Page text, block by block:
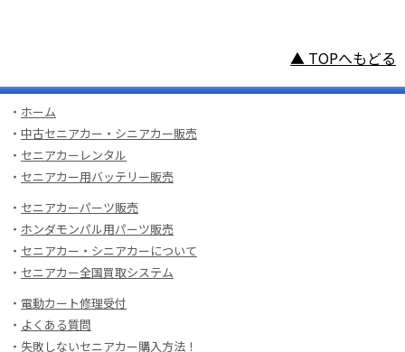
▲ TOPへもどる
・ ホーム
・ 中古セニアカー・シニアカー販売
・ セニアカーレンタル
・ セニアカー用バッテリー販売
・ セニアカーパーツ販売
・ ホンダモンパル用パーツ販売
・ セニアカー・シニアカーについて
・ セニアカー全国買取システム
・ 電動カート修理受付
・ よくある質問
・ 失敗しないセニアカー購入方法！